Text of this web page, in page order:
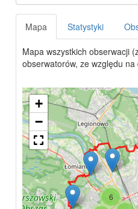
Mapa Statystyki
Mapa wszystkich obserwacji
obserwatorów, ze względu
6
+
−